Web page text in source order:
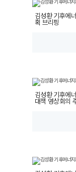
김성환 기후에
획 브리핑
김성환 기후에
대책 영상회의